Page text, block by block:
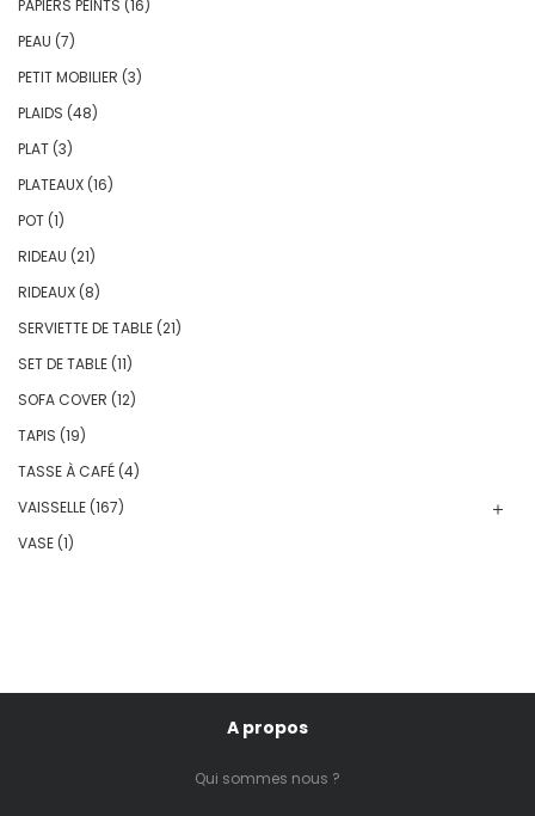
PAPIERS PEINTS (16)
PEAU (7)
PETIT MOBILIER (3)
PLAIDS (48)
PLAT (3)
PLATEAUX (16)
POT (1)
RIDEAU (21)
RIDEAUX (8)
SERVIETTE DE TABLE (21)
SET DE TABLE (11)
SOFA COVER (12)
TAPIS (19)
TASSE À CAFÉ (4)
VAISSELLE (167)
VASE (1)
A propos
Qui sommes nous ?